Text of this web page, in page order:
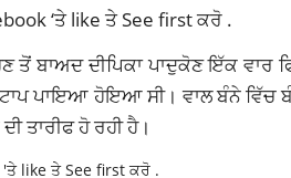
‘ਤੇ like ਤੇ See first ਕਰੋ .
ਬਾਅਦ ਦੀਪਿਕਾ ਪਾਦੁਕੋਣ ਇੱਕ ਵਾਰ
ਟਾਪ ਪਾਇਆ ਹੋਇਆ ਸੀ। ਵਾਲ ਬੰਨੇ
ਤਾਰੀਫ ਹੋ ਰਹੀ ਹੈ।
'ਤੇ like ਤੇ See first ਕਰੋ .